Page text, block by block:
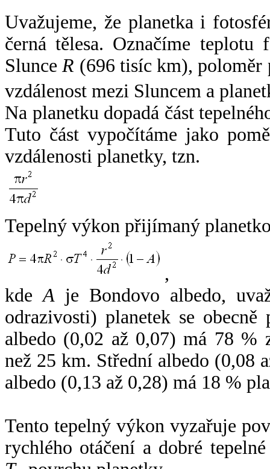
Uvažujeme, že planetka i
černá tělesa. Označíme
SlunceR (696 tisíc km),
vzdálenost mezi Sluncem a
Na planetku dopadá část
Tuto část vypočítáme jako
vzdálenosti planetky, tzn.
Tepelný výkon přijímaný
,
kdeA je Bondovo albedo,
odrazivosti) planetek se
albedo (0,02 až 0,07) má 78 %
než 25 km. Střední albedo (0,08
albedo (0,13 až 0,28) má 18 %
Tento tepelný výkon vyzařuje
rychlého otáčení a dobré